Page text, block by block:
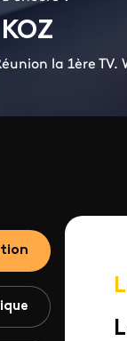
la 1ère TV.